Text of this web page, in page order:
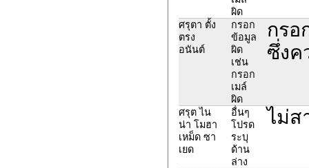
ผิด
ศรุตา ตั้ง
ตรง
อนันต์
กรอก
ข้อมูล
ผิด
เช่น
กรอก
เมล์
ผิด
กรอ
ซึ่งค
ศรุต ไน
น่า โมฮา
เหม็ด ซา
เยด
อื่นๆ
โปรด
ระบุ
ด้าน
ล่าง
ไม่ส